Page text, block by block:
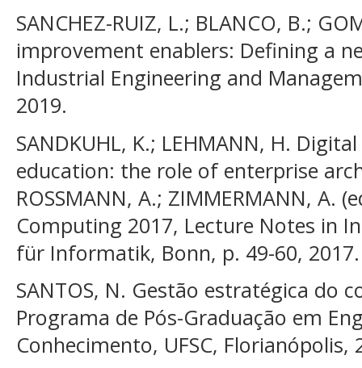
SANCHEZ-RUIZ, L.; BLANCO, B.;
improvement enablers: Defining a
Industrial Engineering and
2019.
SANDKUHL, K.; LEHMANN, H.
education: the role of enterprise
ROSSMANN, A.; ZIMMERMANN, A.
Computing 2017, Lecture Notes in
für Informatik, Bonn, p. 49-60, 2017.
SANTOS, N. Gestão estratégica do
Programa de Pós-Graduação em
Conhecimento, UFSC, Florianópolis,